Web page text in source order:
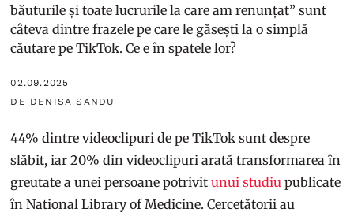
băuturile și toate lucrurile la care am renunțat” sunt
câteva dintre frazele pe care le găsești la o simplă
căutare pe TikTok. Ce e în spatele lor?
02.09.2025
DE DENISA SANDU
44% dintre videoclipuri de pe TikTok sunt despre
slăbit, iar 20% din videoclipuri arată transformarea în
greutate a unei persoane potrivitunui studiu publicate
în National Library of Medicine. Cercetătorii au